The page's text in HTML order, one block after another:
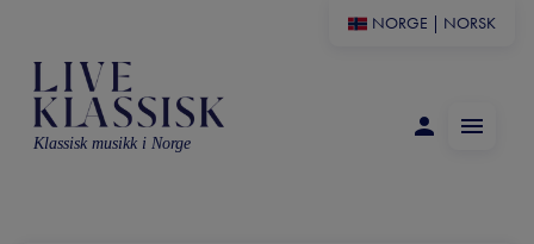
NORGE NORSK
Klassisk musikk i Norge